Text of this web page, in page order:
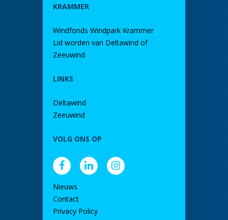
KRAMMER
Windfonds Windpark Krammer
Lid worden van Deltawind of
Zeeuwind
LINKS
Deltawind
Zeeuwind
VOLG ONS OP
Nieuws
Contact
Privacy Policy